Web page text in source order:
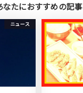
なたにおすすめの記事
ニュース